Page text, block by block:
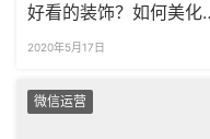
好看的装饰？如何美化
2020年5月17日
微信运营